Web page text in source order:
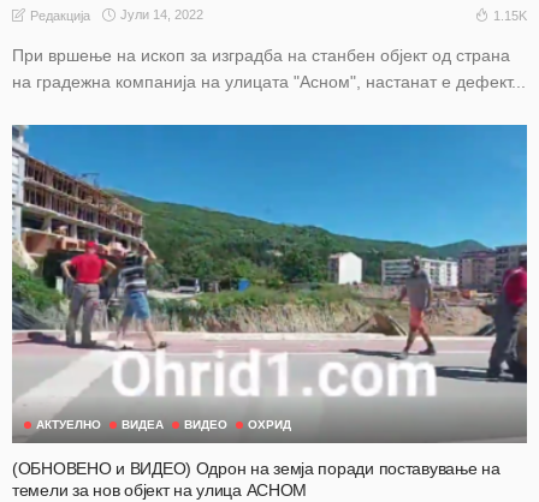
Редакција Јули 14, 2022 1.15K
При вршење на ископ за изградба на станбен објект од страна
на градежна компанија на улицата "Асном", настанат е дефект...
АКТУЕЛНО ВИДЕА ВИДЕО ОХРИД
(ОБНОВЕНО и ВИДЕО) Одрон на земја поради поставување на
темели за нов објект на улица АСНОМ